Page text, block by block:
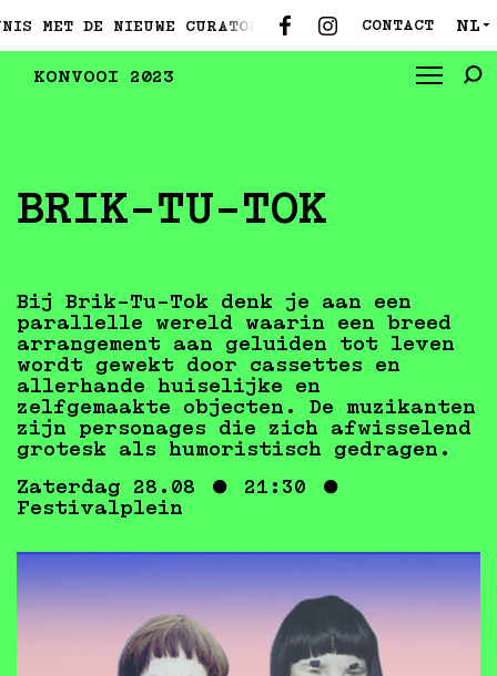
MET DE NIEUWE CURATOREN ● MAAK KENNIS MET
CONTACT NL ▼
KONVOOI 2023
BRIK-TU-TOK
Bij Brik-Tu-Tok denk je aan een
parallelle wereld waarin een breed
arrangement aan geluiden tot leven
wordt gewekt door cassettes en
allerhande huiselijke en
zelfgemaakte objecten. De muzikanten
zijn personages die zich afwisselend
grotesk als humoristisch gedragen.
Zaterdag 28.08 ● 21:30 ●
Festivalplein